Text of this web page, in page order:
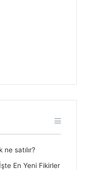
satılır?
En Yeni Fikirler